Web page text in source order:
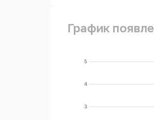
График
3
4
5